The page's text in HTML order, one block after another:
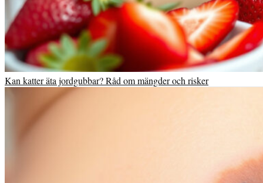
Kan katter äta jordgubbar? Råd om mängder och risker